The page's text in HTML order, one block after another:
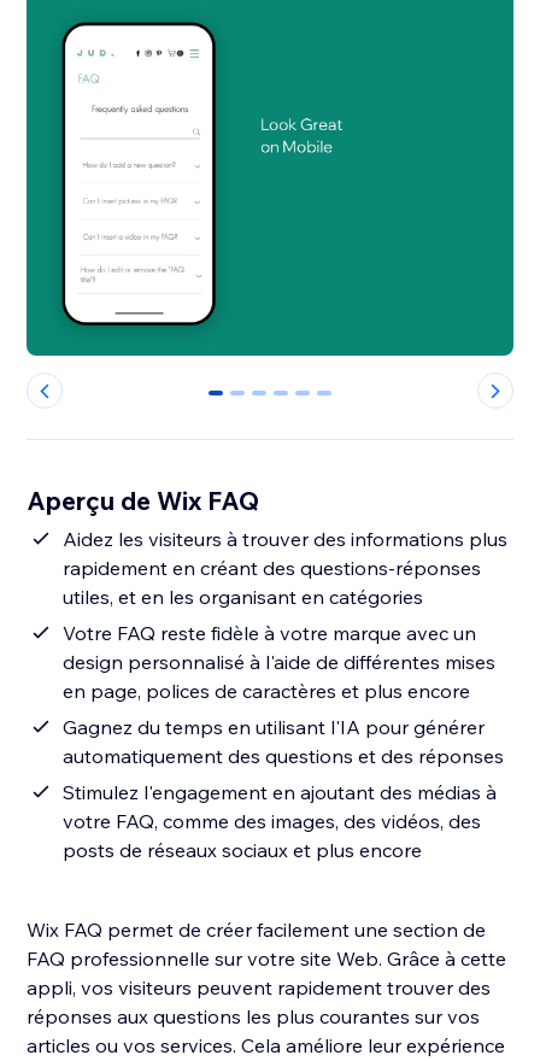
0 1 2 3 4 5
Aperçu de Wix FAQ
Aidez les visiteurs à trouver des informations plus
rapidement en créant des questions-réponses
utiles, et en les organisant en catégories
Votre FAQ reste fidèle à votre marque avec un
design personnalisé à l'aide de différentes mises
en page, polices de caractères et plus encore
Gagnez du temps en utilisant l'IA pour générer
automatiquement des questions et des réponses
Stimulez l'engagement en ajoutant des médias à
votre FAQ, comme des images, des vidéos, des
posts de réseaux sociaux et plus encore
Wix FAQ permet de créer facilement une section de
FAQ professionnelle sur votre site Web. Grâce à cette
appli, vos visiteurs peuvent rapidement trouver des
réponses aux questions les plus courantes sur vos
articles ou vos services. Cela améliore leur expérience